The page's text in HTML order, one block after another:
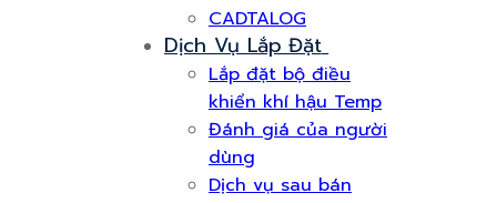
CADTALOG
Dịch Vụ Lắp Đặt
Lắp đặt bộ điều
khiển khí hậu Temp
Đánh giá của người
dùng
Dịch vụ sau bán